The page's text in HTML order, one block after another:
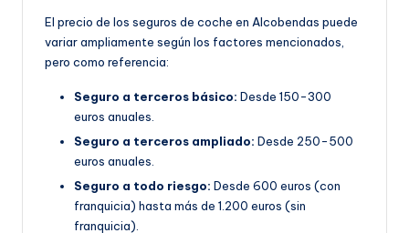
El precio de los seguros de coche en Alcobendas puede
variar ampliamente según los factores mencionados,
pero como referencia:
Seguro a terceros básico: Desde 150-300
euros anuales.
Seguro a terceros ampliado: Desde 250-500
euros anuales.
Seguro a todo riesgo: Desde 600 euros (con
franquicia) hasta más de 1.200 euros (sin
franquicia).